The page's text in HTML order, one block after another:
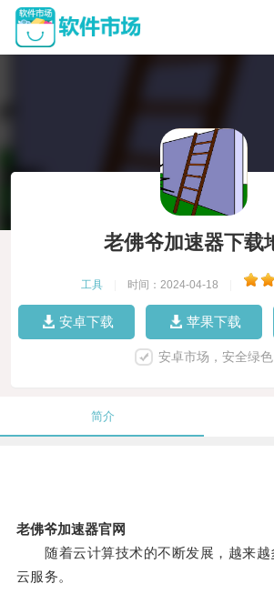
老佛爷加速器下载
工具 时间：2024-04-18
安卓下载 苹果下载
安卓市场，安全绿色
简介
老佛爷加速器官网
随着云计算技术的不断发展，越来越
云服务。